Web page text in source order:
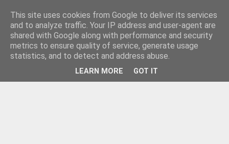
This site uses cookies from Google to deliver its services
and to analyze traffic. Your IP address and user-agent are
shared with Google along with performance and security
metrics to ensure quality of service, generate usage
statistics, and to detect and address abuse.
LEARN MORE GOT IT